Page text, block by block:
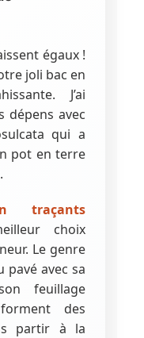
égaux !
joli bac en
J’ai
dépens avec
qui a
pot en terre
traçants
choix
Le genre
avec sa
feuillage
des
partir à la